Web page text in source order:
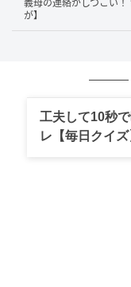
義母の連絡がしつこい
が】
工夫して10秒
レ【毎日クイズ